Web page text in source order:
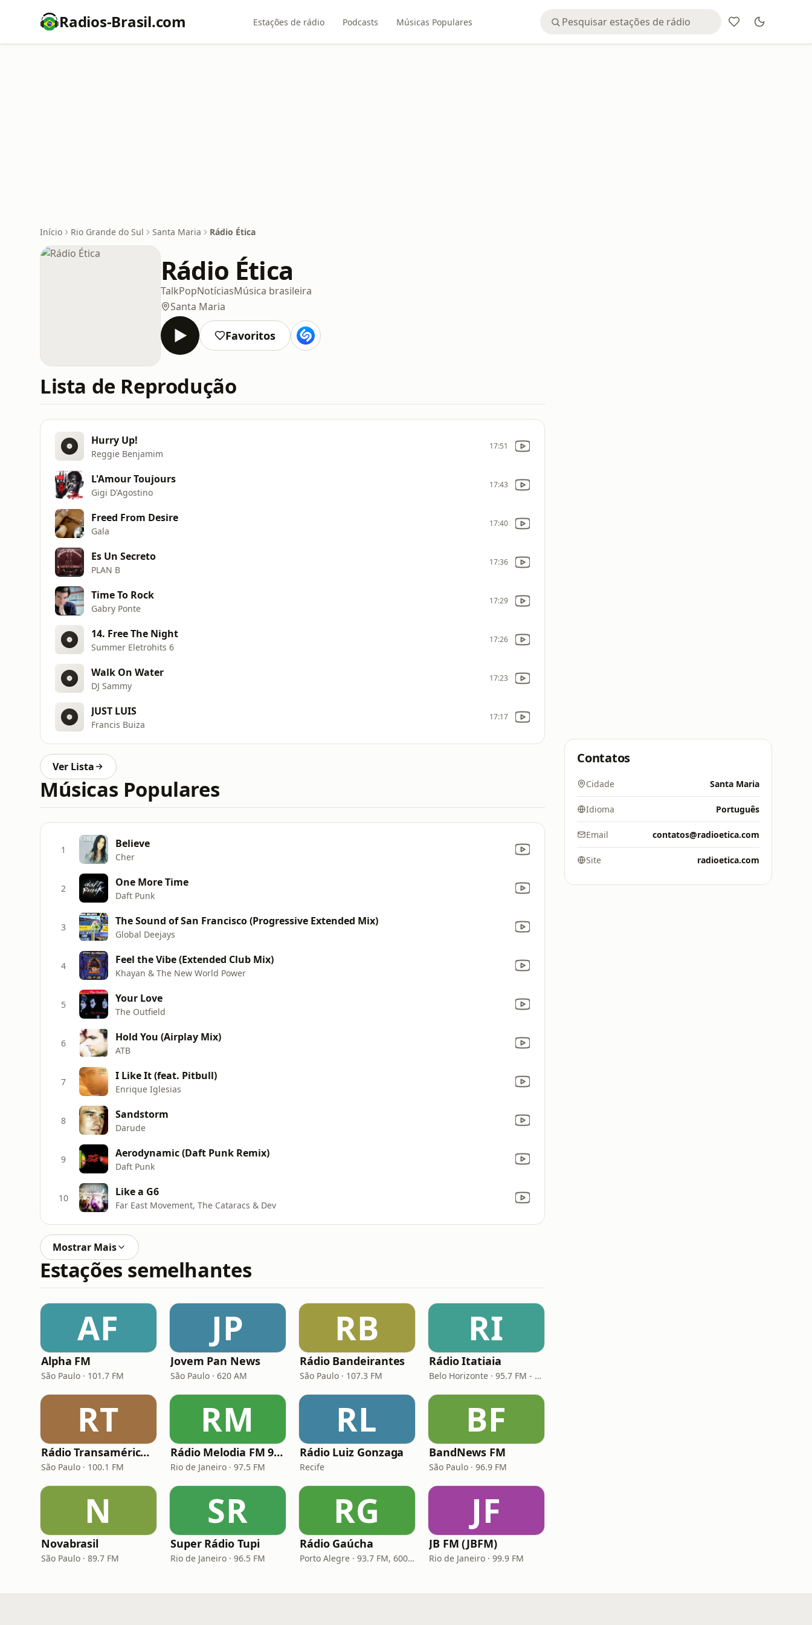
Radios-Brasil.com Estações de rádio Podcasts Músicas Populares
Início Rio Grande do Sul Santa Maria Rádio Ética
Rádio Ética
TalkPopNotíciasMúsica brasileira
Santa Maria
Favoritos
Lista de Reprodução
Hurry Up!
Reggie Benjamim
17:51
L'Amour Toujours
Gigi D'Agostino
17:43
Freed From Desire
Gala
17:40
Es Un Secreto
PLAN B
17:36
Time To Rock
Gabry Ponte
17:29
14. Free The Night
Summer Eletrohits 6
17:26
Walk On Water
DJ Sammy
17:23
JUST LUIS
Francis Buiza
17:17
Ver Lista
Músicas Populares
1 Believe
Cher
2 One More Time
Daft Punk
3 The Sound of San Francisco (Progressive Extended Mix)
Global Deejays
4 Feel the Vibe (Extended Club Mix)
Khayan & The New World Power
5 Your Love
The Outfield
6 Hold You (Airplay Mix)
ATB
7 I Like It (feat. Pitbull)
Enrique Iglesias
8 Sandstorm
Darude
9 Aerodynamic (Daft Punk Remix)
Daft Punk
10 Like a G6
Far East Movement, The Cataracs & Dev
Mostrar Mais
Estações semelhantes
AF
Alpha FM
São Paulo · 101.7 FM
JP
Jovem Pan News
São Paulo · 620 AM
RB
Rádio Bandeirantes
São Paulo · 107.3 FM
RI
Rádio Itatiaia
Belo Horizonte · 95.7 FM - 610 AM
RT
Rádio Transamérica (TMC)
São Paulo · 100.1 FM
RM
Rádio Melodia FM 97,5
Rio de Janeiro · 97.5 FM
RL
Rádio Luiz Gonzaga
Recife
BF
BandNews FM
São Paulo · 96.9 FM
N
Novabrasil
São Paulo · 89.7 FM
SR
Super Rádio Tupi
Rio de Janeiro · 96.5 FM
RG
Rádio Gaúcha
Porto Alegre · 93.7 FM, 600 AM
JF
JB FM (JBFM)
Rio de Janeiro · 99.9 FM
Contatos
Cidade Santa Maria
Idioma Português
Email contatos@radioetica.com
Site radioetica.com